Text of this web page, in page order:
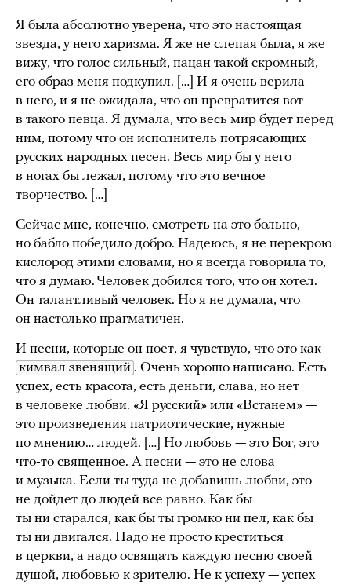
Я была абсолютно уверена, что это настоящая
звезда, у него харизма. Я же не слепая была, я же
вижу, что голос сильный, пацан такой скромный,
его образ меня подкупил. […] И я очень верила
в него, и я не ожидала, что он превратится вот
в такого певца. Я думала, что весь мир будет перед
ним, потому что он исполнитель потрясающих
русских народных песен. Весь мир бы у него
в ногах бы лежал, потому что это вечное
творчество. […]
Сейчас мне, конечно, смотреть на это больно,
но бабло победило добро. Надеюсь, я не перекрою
кислород этими словами, но я всегда говорила то,
что я думаю. Человек добился того, что он хотел.
Он талантливый человек. Но я не думала, что
он настолько прагматичен.
И песни, которые он поет, я чувствую, что это как
кимвал звенящий . Очень хорошо написано. Есть
успех, есть красота, есть деньги, слава, но нет
в человеке любви. «Я русский» или «Встанем» —
это произведения патриотические, нужные
по мнению… людей. […] Но любовь — это Бог, это
что-то священное. А песни — это не слова
и музыка. Если ты туда не добавишь любви, это
не дойдет до людей все равно. Как бы
ты ни старался, как бы ты громко ни пел, как бы
ты ни двигался. Надо не просто креститься
в церкви, а надо освящать каждую песню своей
душой, любовью к зрителю. Не к успеху — успех